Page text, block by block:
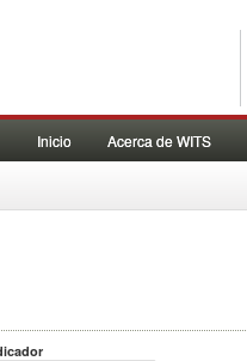
Inicio Acerca de WITS